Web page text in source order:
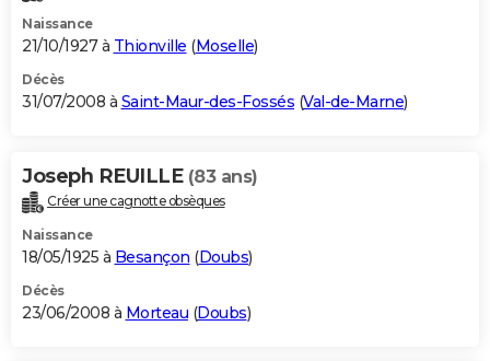
Naissance
21/10/1927 à Thionville (Moselle)
Décès
31/07/2008 à Saint-Maur-des-Fossés (Val-de-Marne)
Joseph REUILLE (83 ans)
Créer une cagnotte obsèques
Naissance
18/05/1925 à Besançon (Doubs)
Décès
23/06/2008 à Morteau (Doubs)